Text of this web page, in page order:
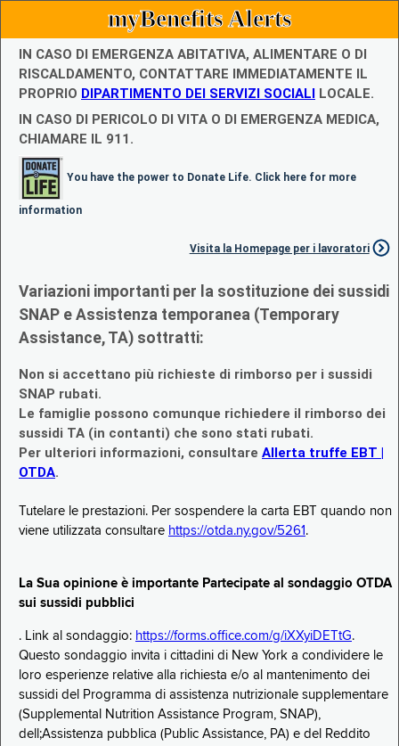
myBenefits Alerts
IN CASO DI EMERGENZA ABITATIVA, ALIMENTARE O DI
RISCALDAMENTO, CONTATTARE IMMEDIATAMENTE IL
PROPRIO DIPARTIMENTO DEI SERVIZI SOCIALI LOCALE.
IN CASO DI PERICOLO DI VITA O DI EMERGENZA MEDICA,
CHIAMARE IL 911.
You have the power to Donate Life. Click here for more
information
Visita la Homepage per i lavoratori
Variazioni importanti per la sostituzione dei sussidi
SNAP e Assistenza temporanea (Temporary
Assistance, TA) sottratti:
Non si accettano più richieste di rimborso per i sussidi
SNAP rubati.
Le famiglie possono comunque richiedere il rimborso dei
sussidi TA (in contanti) che sono stati rubati.
Per ulteriori informazioni, consultare Allerta truffe EBT |
OTDA.
Tutelare le prestazioni. Per sospendere la carta EBT quando non
viene utilizzata consultare https://otda.ny.gov/5261 .
La Sua opinione è importante Partecipate al sondaggio OTDA
sui sussidi pubblici
. Link al sondaggio: https://forms.office.com/g/iXXyiDETtG.
Questo sondaggio invita i cittadini di New York a condividere le
loro esperienze relative alla richiesta e/o al mantenimento dei
sussidi del Programma di assistenza nutrizionale supplementare
(Supplemental Nutrition Assistance Program, SNAP),
dell;Assistenza pubblica (Public Assistance, PA) e del Reddito